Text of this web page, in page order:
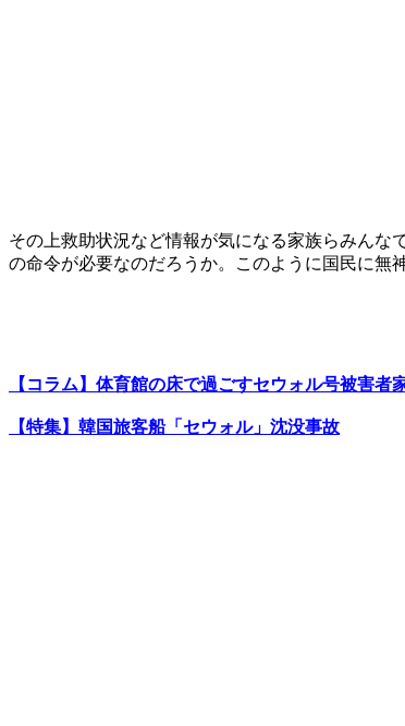
その上救助状況など情報が気になる家族らみんな
の命令が必要なのだろうか。このように国民に無
【コラム】体育館の床で過ごすセウォル号被害者
【特集】韓国旅客船「セウォル」沈没事故